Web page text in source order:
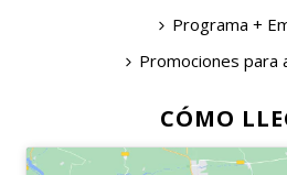
Programa +
Promociones para
CÓMO